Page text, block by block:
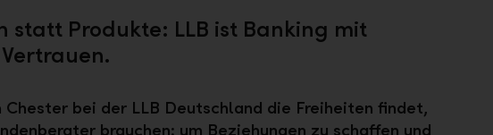
statt Produkte: LLB ist Banking mit
Chester bei der LLB Deutschland die Freiheiten findet,
brauchen: um Beziehungen zu schaffen und